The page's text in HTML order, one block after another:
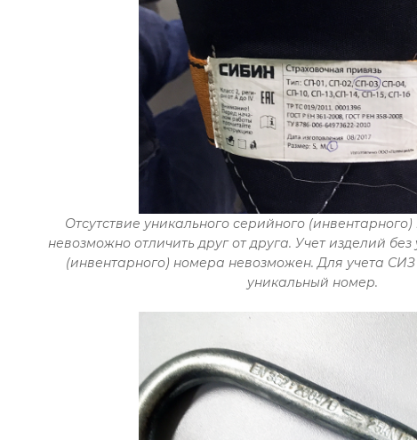
Отсутствие уникального серийного
невозможно отличить друг от друга. Учет изделий
(инвентарного) номера невозможен. Для учета
уникальный номер.